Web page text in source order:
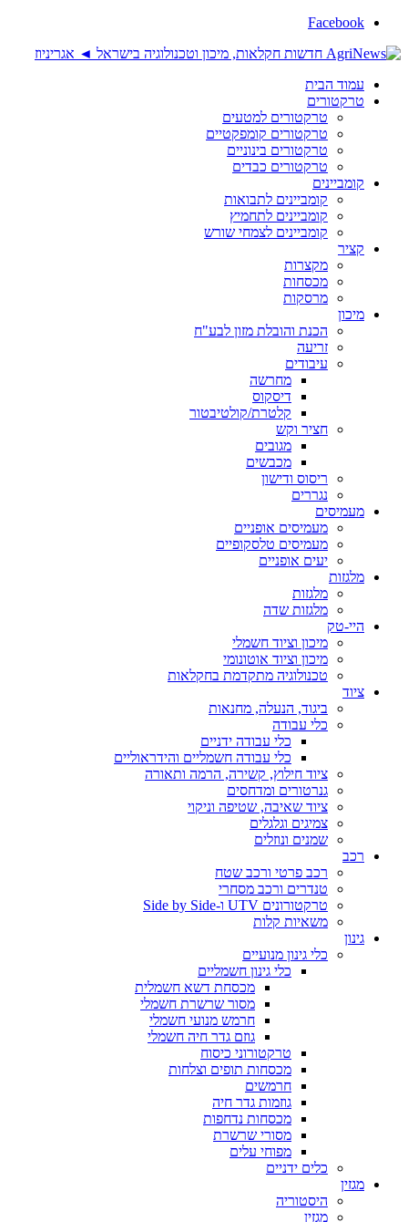
Facebook
עמוד הבית
טרקטורים
טרקטורים למטעים
טרקטורים קומפקטיים
טרקטורים בינוניים
טרקטורים כבדים
קומביינים
קומביינים לתבואות
קומביינים לתחמיץ
קומביינים לצמחי שורש
קציר
מקצרות
מכסחות
מרסקות
מיכון
הכנת והובלת מזון לבע"ח
זריעה
עיבודים
מחרשה
דיסקוס
קלטרת/קולטיבטור
חציר וקש
מגובים
מכבשים
ריסוס ודישון
נגררים
מעמיסים
מעמיסים אופניים
מעמיסים טלסקופיים
יעים אופניים
מלגזות
מלגזות
מלגזות שדה
היי-טק
מיכון וציוד חשמלי
מיכון וציוד אוטונומי
טכנולוגיה מתקדמת בחקלאות
ציוד
ביגוד, הנעלה, מחנאות
כלי עבודה
כלי עבודה ידניים
כלי עבודה חשמליים והידראוליים
ציוד חילוץ, קשירה, הרמה ותאורה
גנרטורים ומדחסים
ציוד שאיבה, שטיפה וניקוי
צמיגים וגלגלים
שמנים ונוזלים
רכב
רכב פרטי ורכב שטח
טנדרים ורכב מסחרי
טרקטורונים UTV ו-Side by Side
משאיות קלות
גינון
כלי גינון מנועיים
כלי גינון חשמליים
מכסחת דשא חשמלית
מסור שרשרת חשמלי
חרמש מנועי חשמלי
גוזם גדר חיה חשמלי
טרקטורוני כיסוח
מכסחות תופים וצלחות
חרמשים
גוזמות גדר חיה
מכסחות נדחפות
מסורי שרשרת
מפוחי עלים
כלים ידניים
מגזין
היסטוריה
מגזין